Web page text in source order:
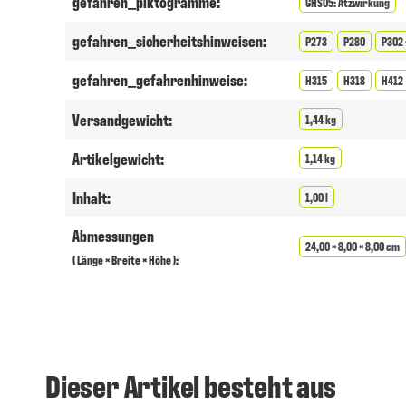
gefahren_sicherheitshinweisen: P273 P280 P302
gefahren_gefahrenhinweise: H315 H318 H412
Versandgewicht: 1,44 kg
Artikelgewicht: 1,14 kg
Inhalt: 1,00 l
Abmessungen
( Länge × Breite × Höhe ):
24,00 × 8,00 × 8,00 cm
Dieser Artikel besteht aus